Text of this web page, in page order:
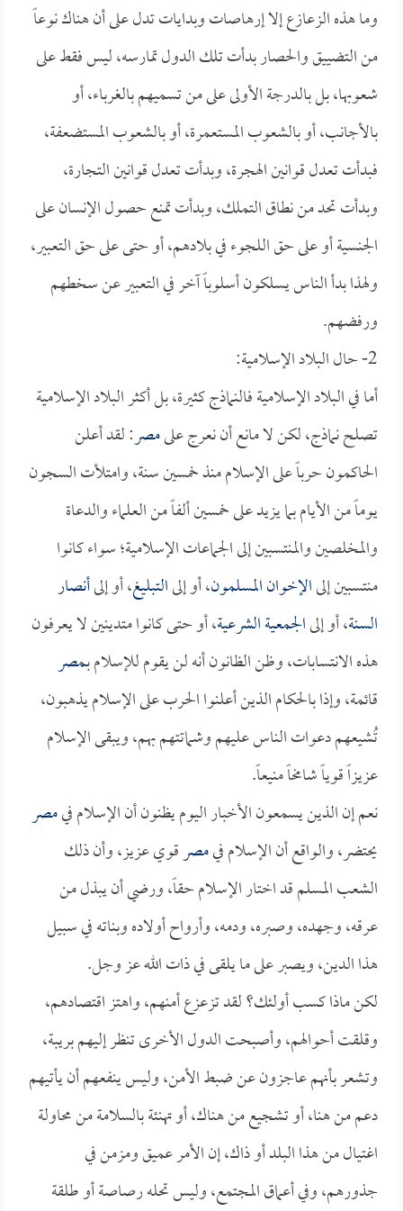
وما هذه الزعازع إلا إرهاصات وبدايات تدل على أن هناك نوعاً
من التضييق والحصار بدأت تلك الدول تمارسه، ليس فقط على
شعوبها، بل بالدرجة الأولى على من تسميهم بالغرباء، أو
بالأجانب، أو بالشعوب المستعمرة، أو بالشعوب المستضعفة،
فبدأت تعدل قوانين الهجرة، وبدأت تعدل قوانين التجارة،
وبدأت تحد من نطاق التملك، وبدأت تمنع حصول الإنسان على
الجنسية أو على حق اللجوء في بلادهم، أو حتى على حق التعبير،
ولهذا بدأ الناس يسلكون أسلوباً آخر في التعبير عن سخطهم
ورفضهم.
2- حال البلاد الإسلامية:
أما في البلاد الإسلامية فالنماذج كثيرة، بل أكثر البلاد الإسلامية
تصلح نماذج، لكن لا مانع أن نعرج علىمصر: لقد أعلن
الحاكمون حرباً على الإسلام منذ خمسين سنة، وامتلأت السجون
يوماً من الأيام بما يزيد على خمسين ألفاً من العلماء والدعاة
والمخلصين والمنتسبين إلى الجماعات الإسلامية؛ سواء كانوا
منتسبين إلىالإخوان المسلمون، أو إلىالتبليغ، أو إلىأنصار
السنة، أو إلىالجمعية الشرعية، أو حتى كانوا متدينين لا يعرفون
هذه الانتسابات، وظن الظانون أنه لن يقوم للإسلام بـمصر
قائمة، وإذا بالحكام الذين أعلنوا الحرب على الإسلام يذهبون،
تُشيعهم دعوات الناس عليهم وشماتتهم بهم، ويبقى الإسلام
عزيزاً قوياً شامخاً منيعاً.
نعم إن الذين يسمعون الأخبار اليوم يظنون أن الإسلام فيمصر
يحتضر، والواقع أن الإسلام فيمصرقوي عزيز، وأن ذلك
الشعب المسلم قد اختار الإسلام حقاً، ورضي أن يبذل من
عرقه، وجهده، وصبره، ودمه، وأرواح أولاده وبناته في سبيل
هذا الدين، ويصبر على ما يلقى في ذات الله عز وجل.
لكن ماذا كسب أولئك؟ لقد تزعزع أمنهم، واهتز اقتصادهم،
وقلقت أحوالهم، وأصبحت الدول الأخرى تنظر إليهم بريبة،
وتشعر بأنهم عاجزون عن ضبط الأمن، وليس ينفعهم أن يأتيهم
دعم من هنا، أو تشجيع من هناك، أو تهنئة بالسلامة من محاولة
اغتيال من هذا البلد أو ذاك، إن الأمر عميق ومزمن في
جذورهم، وفي أعماق المجتمع، وليس تحله رصاصة أو طلقة